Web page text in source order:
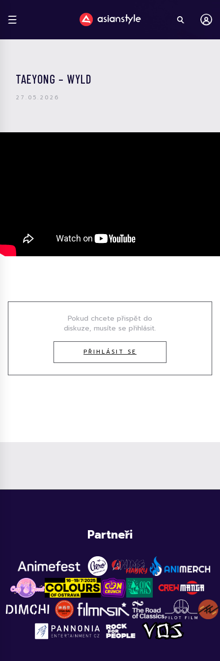
TAEYONG – WYLD
27.05.2026
Pokud chcete přispět do
diskuze, musíte se přihlásit.
PŘIHLÁSIT SE
Partneři